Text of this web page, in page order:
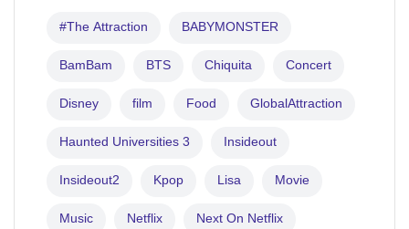
#The Attraction BABYMONSTER
BamBam BTS Chiquita Concert
Disney film Food GlobalAttraction
Haunted Universities 3 Insideout
Insideout2 Kpop Lisa Movie
Music Netflix Next On Netflix